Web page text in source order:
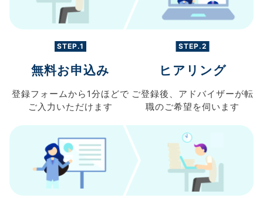
STEP.1
無料お申込み
登録フォームから 1分ほどで
ご入力 いただけます
STEP.2
ヒアリング
ご登録後、 アドバイザーが転
職のご希望を伺います